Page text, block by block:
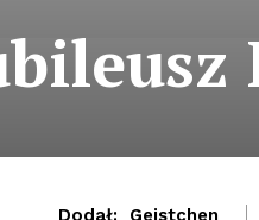
Dodał: Geistchen